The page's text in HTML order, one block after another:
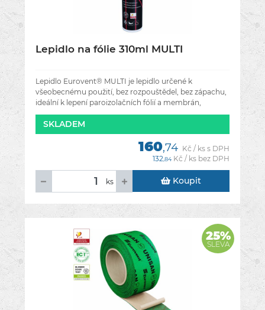
Lepidlo na fólie 310ml MULTI
Lepidlo Eurovent® MULTI je lepidlo určené k
všeobecnému použití, bez rozpouštědel, bez zápachu,
ideální k lepení paroizolačních fólií a membrán,
střešních membrán. Je
SKLADEM
160,74 Kč / ks s DPH
132,84 Kč / ks bez DPH
ks Koupit
25%
SLEVA